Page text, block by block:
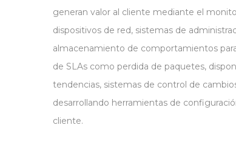
generan valor al cliente mediante el
dispositivos de red, sistemas de
almacenamiento de comportamientos
de SLAs como perdida de paquetes,
tendencias, sistemas de control de
desarrollando herramientas de
cliente.